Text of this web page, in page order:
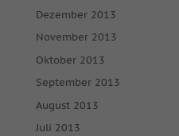
Dezember 2013
November 2013
Oktober 2013
September 2013
August 2013
Juli 2013